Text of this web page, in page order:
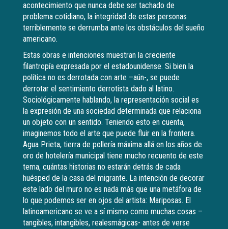
acontecimiento que nunca debe ser tachado de
problema cotidiano, la integridad de estas personas
terriblemente se derrumba ante los obstáculos del sueño
americano.
Estas obras e intenciones muestran la creciente
filantropía expresada por el estadounidense. Si bien la
política no es derrotada con arte –aún-, se puede
derrotar el sentimiento derrotista dado al latino.
Sociológicamente hablando, la representación social es
la expresión de una sociedad determinada que relaciona
un objeto con un sentido. Teniendo esto en cuenta,
imaginemos todo el arte que puede fluir en la frontera.
Agua Prieta, tierra de pollería máxima allá en los años de
oro de hotelería municipal tiene mucho recuento de este
tema, cuántas historias no estarán detrás de cada
huésped de la casa del migrante. La intención de decorar
este lado del muro no es nada más que una metáfora de
lo que podemos ser en ojos del artista: Mariposas. El
latinoamericano se ve a sí mismo como muchas cosas –
tangibles, intangibles, realesmágicas- antes de verse